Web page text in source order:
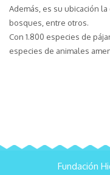
Además, es su ubicación la
bosques, entre otros.
Con 1.800 especies de
especies de animales
Fundación